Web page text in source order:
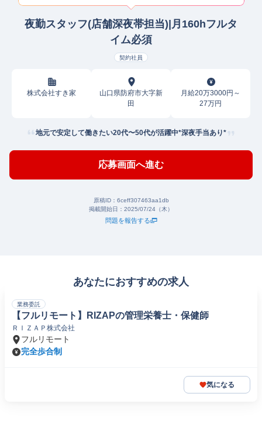
夜勤スタッフ(店舗深夜帯担当)|月160hフルタ
イム必須
契約社員
株式会社すき家
山口県防府市大字新
田
月給20万3000円～
27万円
地元で安定して働きたい20代〜50代が活躍中*深夜手当あり*
応募画面へ進む
原稿ID： 6ceff307463aa1db
掲載開始日： 2025/07/24（木）
問題を報告する
あなたにおすすめの求人
業務委託
【フルリモート】RIZAPの管理栄養士・保健師
ＲＩＺＡＰ株式会社
フルリモート
完全歩合制
気になる